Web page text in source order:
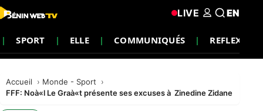
SPORT ELLE COMMUNIQUÉS REFLEXION
LIVE EN
Accueil
Monde - Sport
FFF: Noà«l Le Graà«t présente ses excuses à Zinedine Zidane